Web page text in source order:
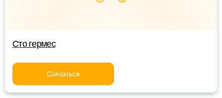
Сто гермес
Связаться